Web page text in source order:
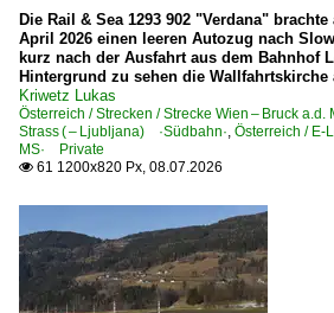
Nuovo Trasporto Viaggiatori
Rail Traction Company S.p.A.,
Kroatien
Dieselloks
BR 2062 ·EMD G26·
BR 2132 ·C-14·
Die Rail & Sea 1293 902 "Verdana"
April 2026 einen leeren Autozug nach
kurz nach der Ausfahrt aus dem Bahnhof
Hintergrund zu sehen die Wallfahrtskirche
Kriwetz Lukas
Österreich / Strecken / Strecke Wien – Bruck a.d.
Strass ( – Ljubljana) ·Südbahn·, Österreich / E-
MS· Private
 61 1200x820 Px, 08.07.2026